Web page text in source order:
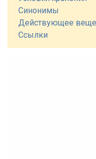
Синонимы
Действующее
Ссылки